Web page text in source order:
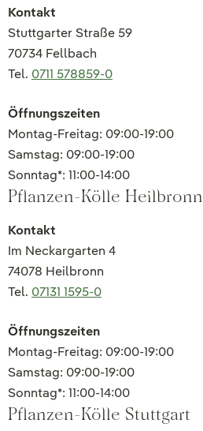
Kontakt
Stuttgarter Straße 59
70734 Fellbach
Tel. 0711 578859-0
Öffnungszeiten
Montag-Freitag: 09:00-19:00
Samstag: 09:00-19:00
Sonntag*: 11:00-14:00
Pflanzen-Kölle Heilbronn
Kontakt
Im Neckargarten 4
74078 Heilbronn
Tel. 07131 1595-0
Öffnungszeiten
Montag-Freitag: 09:00-19:00
Samstag: 09:00-19:00
Sonntag*: 11:00-14:00
Pflanzen-Kölle Stuttgart